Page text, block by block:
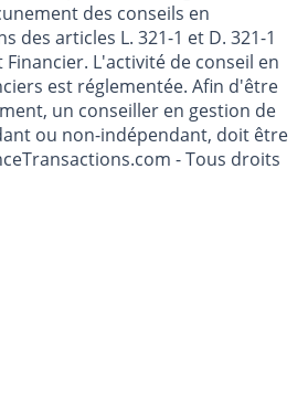
publiés sur le guide de
des conseils en
des articles L. 321-1 et D. 321-1
L'activité de conseil en
est réglementée. Afin d'être
un conseiller en gestion de
ou non-indépendant, doit être
- Tous droits